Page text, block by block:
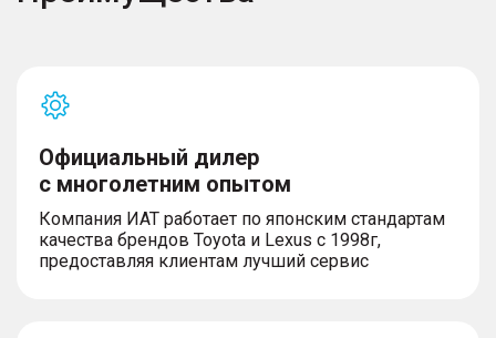
Официальный дилер
с многолетним опытом
Компания ИАТ работает по японским стандартам
качества брендов Toyota и Lexus с 1998г,
предоставляя клиентам лучший сервис